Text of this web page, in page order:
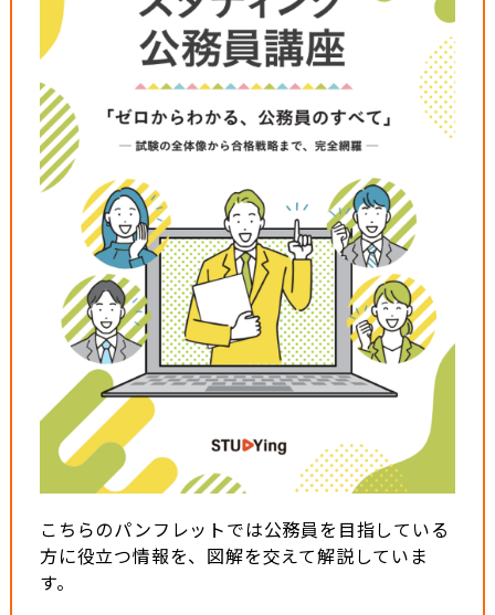
こちらのパンフレットでは公務員を目指している
方に役立つ情報を、図解を交えて解説していま
す。